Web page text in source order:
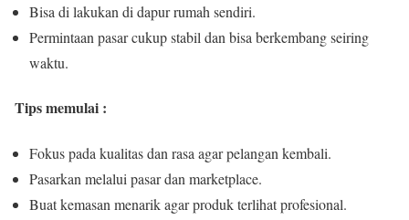
Bisa di lakukan di dapur rumah sendiri.
Permintaan pasar cukup stabil dan bisa berkembang seiring
waktu.
Tips memulai :
Fokus pada kualitas dan rasa agar pelangan kembali.
Pasarkan melalui pasar dan marketplace.
Buat kemasan menarik agar produk terlihat profesional.